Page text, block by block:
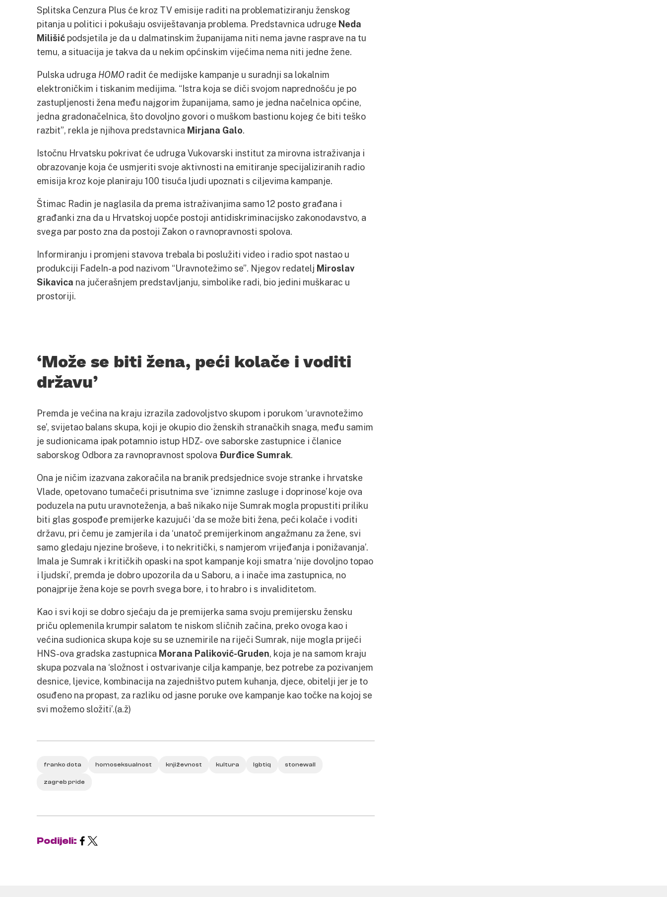
Splitska Cenzura Plus će kroz TV emisije raditi na problematiziranju ženskog
pitanja u politici i pokušaju osviještavanja problema. Predstavnica udruge Neda
Milišić podsjetila je da u dalmatinskim županijama niti nema javne rasprave na tu
temu, a situacija je takva da u nekim općinskim vijećima nema niti jedne žene.
Pulska udruga HOMO radit će medijske kampanje u suradnji sa lokalnim
elektroničkim i tiskanim medijima. “Istra koja se diči svojom naprednošću je po
zastupljenosti žena među najgorim županijama, samo je jedna načelnica općine,
jedna gradonačelnica, što dovoljno govori o muškom bastionu kojeg će biti teško
razbit”, rekla je njihova predstavnica Mirjana Galo.
Istočnu Hrvatsku pokrivat će udruga Vukovarski institut za mirovna istraživanja i
obrazovanje koja će usmjeriti svoje aktivnosti na emitiranje specijaliziranih radio
emisija kroz koje planiraju 100 tisuća ljudi upoznati s ciljevima kampanje.
Štimac Radin je naglasila da prema istraživanjima samo 12 posto građana i
građanki zna da u Hrvatskoj uopće postoji antidiskriminacijsko zakonodavstvo, a
svega par posto zna da postoji Zakon o ravnopravnosti spolova.
Informiranju i promjeni stavova trebala bi poslužiti video i radio spot nastao u
produkciji FadeIn-a pod nazivom “Uravnotežimo se”. Njegov redatelj Miroslav
Sikavica na jučerašnjem predstavljanju, simbolike radi, bio jedini muškarac u
prostoriji.
‘Može se biti žena, peći kolače i voditi
državu’
Premda je većina na kraju izrazila zadovoljstvo skupom i porukom ‘uravnotežimo
se’, svijetao balans skupa, koji je okupio dio ženskih stranačkih snaga, među samim
je sudionicama ipak potamnio istup HDZ- ove saborske zastupnice i članice
saborskog Odbora za ravnopravnost spolova Đurđice Sumrak.
Ona je ničim izazvana zakoračila na branik predsjednice svoje stranke i hrvatske
Vlade, opetovano tumačeći prisutnima sve ‘iznimne zasluge i doprinose’ koje ova
poduzela na putu uravnoteženja, a baš nikako nije Sumrak mogla propustiti priliku
biti glas gospođe premijerke kazujući ‘da se može biti žena, peći kolače i voditi
državu, pri čemu je zamjerila i da ‘unatoč premijerkinom angažmanu za žene, svi
samo gledaju njezine broševe, i to nekritički, s namjerom vrijeđanja i ponižavanja’.
Imala je Sumrak i kritičkih opaski na spot kampanje koji smatra ‘nije dovoljno topao
i ljudski’, premda je dobro upozorila da u Saboru, a i inače ima zastupnica, no
ponajprije žena koje se povrh svega bore, i to hrabro i s invaliditetom.
Kao i svi koji se dobro sjećaju da je premijerka sama svoju premijersku žensku
priču oplemenila krumpir salatom te niskom sličnih začina, preko ovoga kao i
većina sudionica skupa koje su se uznemirile na riječi Sumrak, nije mogla prijeći
HNS-ova gradska zastupnica Morana Paliković-Gruden, koja je na samom kraju
skupa pozvala na ‘složnost i ostvarivanje cilja kampanje, bez potrebe za pozivanjem
desnice, ljevice, kombinacija na zajedništvo putem kuhanja, djece, obitelji jer je to
osuđeno na propast, za razliku od jasne poruke ove kampanje kao točke na kojoj se
svi možemo složiti’.(a.ž)
franko dota homoseksualnost književnost kultura lgbtiq stonewall
zagreb pride
Podijeli: